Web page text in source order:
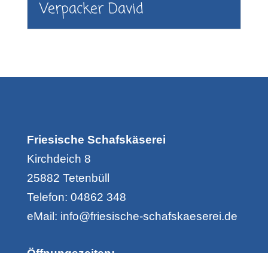
Verpacker David
Friesische Schafskäserei
Kirchdeich 8
25882 Tetenbüll
Telefon: 04862 348
eMail: info@friesische-schafskaeserei.de